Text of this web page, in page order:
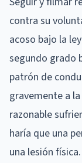
contra su
acoso bajo la
segundo grado
patrón de
gravemente a
razonable
haría que una
una lesión